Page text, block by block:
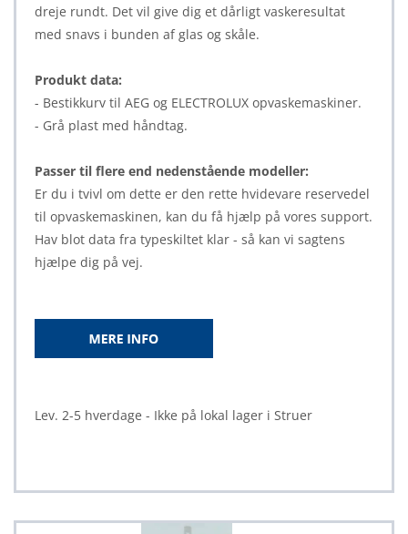
dreje rundt. Det vil give dig et dårligt vaskeresultat
med snavs i bunden af glas og skåle.
Produkt data:
- Bestikkurv til AEG og ELECTROLUX opvaskemaskiner.
- Grå plast med håndtag.
Passer til flere end nedenstående modeller:
Er du i tvivl om dette er den rette hvidevare reservedel
til opvaskemaskinen, kan du få hjælp på vores support.
Hav blot data fra typeskiltet klar - så kan vi sagtens
hjælpe dig på vej.
Lev. 2-5 hverdage - Ikke på lokal lager i Struer